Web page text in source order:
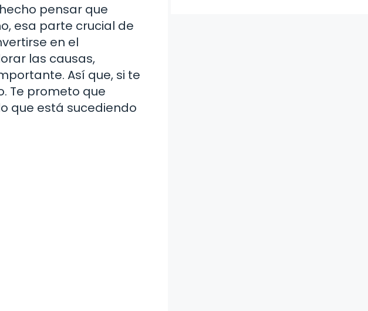
pensar que
esa parte crucial de
en el
las causas,
Así que, si te
Te prometo que
que está sucediendo